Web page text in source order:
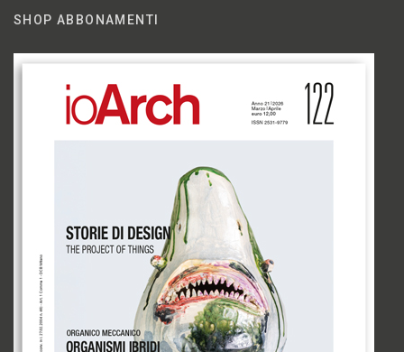
SHOP ABBONAMENTI